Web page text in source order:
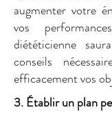
augmenter votre
vos
diététicienne
conseils
efficacement vos
3. Établir un plan